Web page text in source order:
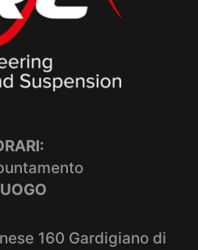
160 Gardigiano di